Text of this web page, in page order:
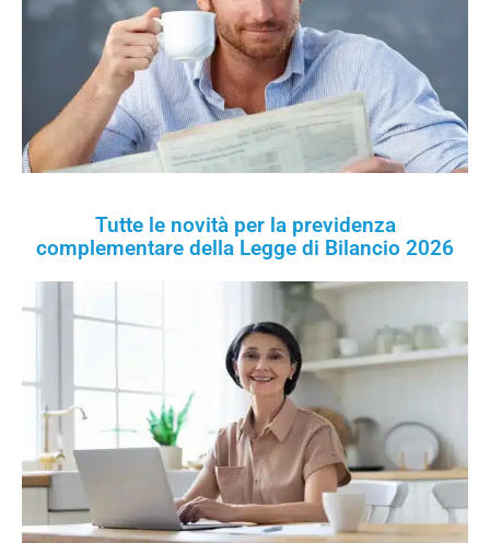
Tutte le novità per la previdenza
complementare della Legge di Bilancio 2026